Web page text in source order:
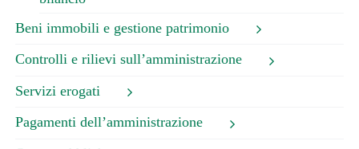
Beni immobili e gestione patrimonio
Controlli e rilievi sull’amministrazione
Servizi erogati
Pagamenti dell’amministrazione